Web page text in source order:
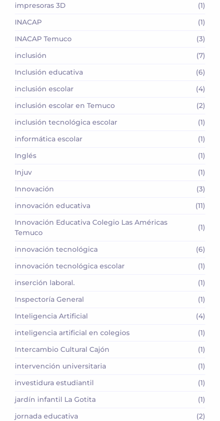
impresoras 3D
(1)
INACAP
(1)
INACAP Temuco
(3)
inclusión
(7)
Inclusión educativa
(6)
inclusión escolar
(4)
inclusión escolar en Temuco
(2)
inclusión tecnológica escolar
(1)
informática escolar
(1)
Inglés
(1)
Injuv
(1)
Innovación
(3)
innovación educativa
(11)
Innovación Educativa Colegio Las Américas
Temuco
(1)
innovación tecnológica
(6)
innovación tecnológica escolar
(1)
inserción laboral.
(1)
Inspectoría General
(1)
Inteligencia Artificial
(4)
inteligencia artificial en colegios
(1)
Intercambio Cultural Cajón
(1)
intervención universitaria
(1)
investidura estudiantil
(1)
jardín infantil La Gotita
(1)
jornada educativa
(2)